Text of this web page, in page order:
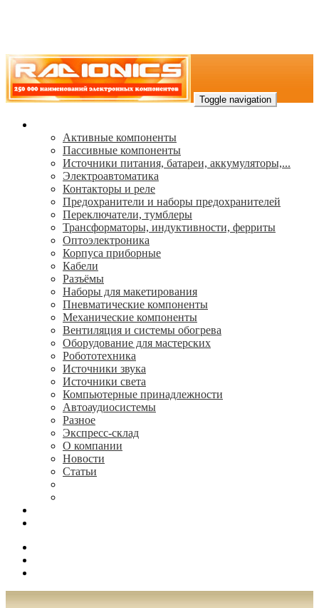
Toggle navigation
Активные компоненты
Пассивные компоненты
Источники питания, батареи, аккумуляторы,...
Электроавтоматика
Контакторы и реле
Предохранители и наборы предохранителей
Переключатели, тумблеры
Трансформаторы, индуктивности, ферриты
Oптоэлектроника
Корпуса приборные
Кабели
Разъёмы
Наборы для макетирования
Пневматические компоненты
Механические компоненты
Вентиляция и системы обогрева
Оборудование для мастерских
Робототехника
Источники звука
Источники света
Компьютерные принадлежности
Автоаудиосистемы
Разное
Экспресс-склад
О компании
Новости
Статьи